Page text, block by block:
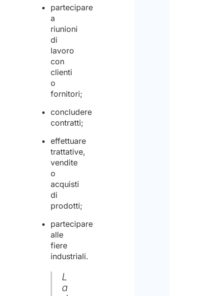
partecipare
a
riunioni
di
lavoro
con
clienti
o
fornitori;
concludere
contratti;
effettuare
trattative,
vendite
o
acquisti
di
prodotti;
partecipare
alle
fiere
industriali.
L
a